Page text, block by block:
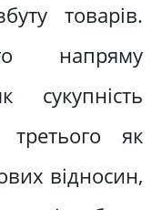
товарів.
напряму
третього як
відносин,